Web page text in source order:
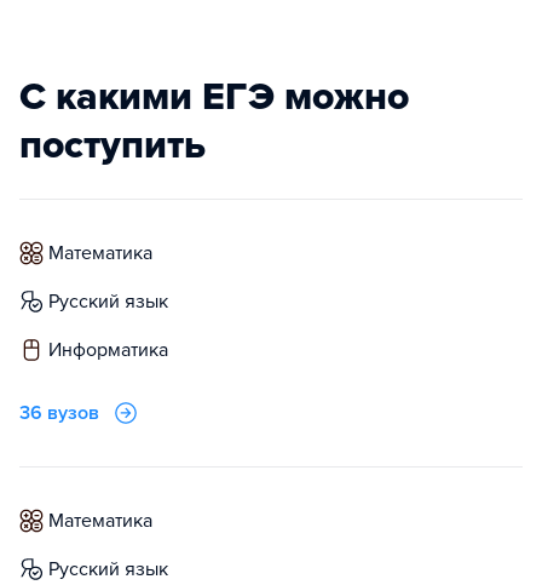
С какими ЕГЭ можно
поступить
математика
русский язык
информатика
36 вузов
математика
русский язык